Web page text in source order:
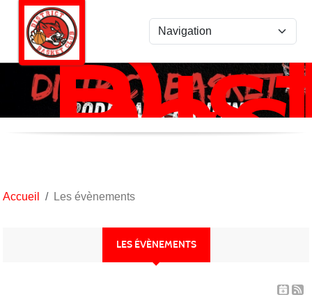
/
Accueil Les évènements
LES ÉVÈNEMENTS
Panneau de gestion des cookies